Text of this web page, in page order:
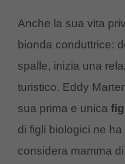
Anche la sua vita
bionda conduttrice:
spalle, inizia una
turistico, Eddy
sua prima e unica
di figli biologici ne
considera mamma